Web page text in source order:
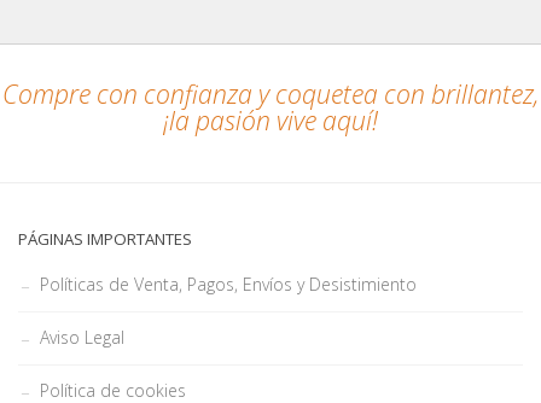
Compre con confianza y coquetea con brillantez,
¡la pasión vive aquí!
PÁGINAS IMPORTANTES
Políticas de Venta, Pagos, Envíos y Desistimiento
Aviso Legal
Política de cookies